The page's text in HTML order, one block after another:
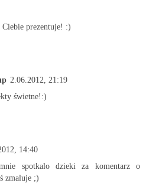
prezentuje! :)
2.06.2012, 21:19
świetne!:)
14:40
spotkalo dzieki za komentarz o
zmaluje ;)